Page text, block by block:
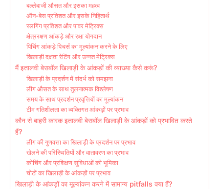
बल्लेबाजी औसत और इसका महत्व
ऑन-बेस प्रतिशत और इसके निहितार्थ
स्लगिंग प्रतिशत और पावर मेट्रिक्स
क्षेत्ररक्षण आंकड़े और रक्षा योगदान
पिचिंग आंकड़े पिचर्स का मूल्यांकन करने के लिए
खिलाड़ी दक्षता रेटिंग और उन्नत मेट्रिक्स
मैं इतालवी बेसबॉल खिलाड़ी के आंकड़ों की व्याख्या कैसे करूं?
खिलाड़ी के प्रदर्शन में संदर्भ को समझना
लीग औसत के साथ तुलनात्मक विश्लेषण
समय के साथ प्रदर्शन प्रवृत्तियों का मूल्यांकन
टीम गतिशीलता का व्यक्तिगत आंकड़ों पर प्रभाव
कौन से बाहरी कारक इतालवी बेसबॉल खिलाड़ी के आंकड़ों को प्रभावित करते
हैं?
लीग की गुणवत्ता का खिलाड़ी के प्रदर्शन पर प्रभाव
खेलने की परिस्थितियों और वातावरण का प्रभाव
कोचिंग और प्रशिक्षण सुविधाओं की भूमिका
चोटों का खिलाड़ी के आंकड़ों पर प्रभाव
खिलाड़ी के आंकड़ों का मूल्यांकन करने में सामान्य pitfalls क्या हैं?